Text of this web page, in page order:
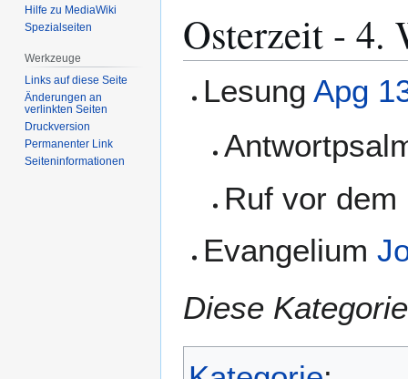
Navigation
Suche
Osterzeit - 4.
LesungApg
Ruf vor
Evangelium
Diese
Hilfe zu MediaWiki
Spezialseiten
Werkzeuge
Links auf diese Seite
Änderungen an
verlinkten Seiten
Druckversion
Permanenter Link
Seiten­­informationen